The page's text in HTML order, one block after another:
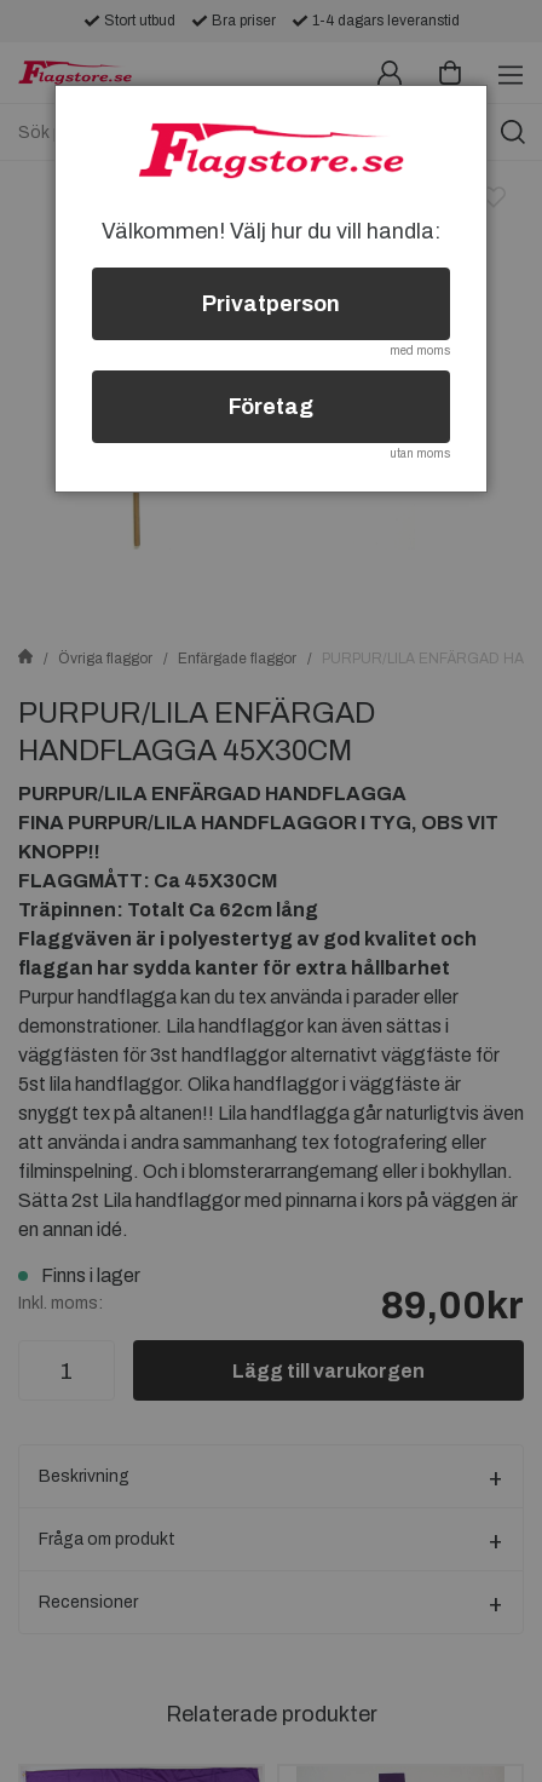
Stort utbud Bra priser 1-4 dagars leveranstid
Övriga flaggor Enfärgade flaggor PURPUR/LILA ENFÄRGAD
PURPUR/LILA ENFÄRGAD
HANDFLAGGA 45X30CM
PURPUR/LILA ENFÄRGAD HANDFLAGGA
FINA PURPUR/LILA HANDFLAGGOR I TYG, OBS VIT
KNOPP!!
FLAGGMÅTT: Ca 45X30CM
Träpinnen: Totalt Ca 62cm lång
Flaggväven är i polyestertyg av god kvalitet och
flaggan har sydda kanter för extra hållbarhet
Purpur handflagga kan du tex använda i parader eller
demonstrationer. Lila handflaggor kan även sättas i
väggfästen för 3st handflaggor alternativt väggfäste för
5st lila handflaggor. Olika handflaggor i väggfäste är
snyggt tex på altanen!! Lila handflagga går naturligtvis även
att använda i andra sammanhang tex fotografering eller
filminspelning. Och i blomsterarrangemang eller i bokhyllan.
Sätta 2st Lila handflaggor med pinnarna i kors på väggen är
en annan idé.
Finns i lager
Inkl. moms: 89,00kr
Lägg till varukorgen
Beskrivning
Fråga om produkt
Recensioner
Relaterade produkter
Välkommen! Välj hur du vill handla:
Privatperson
med moms
Företag
utan moms